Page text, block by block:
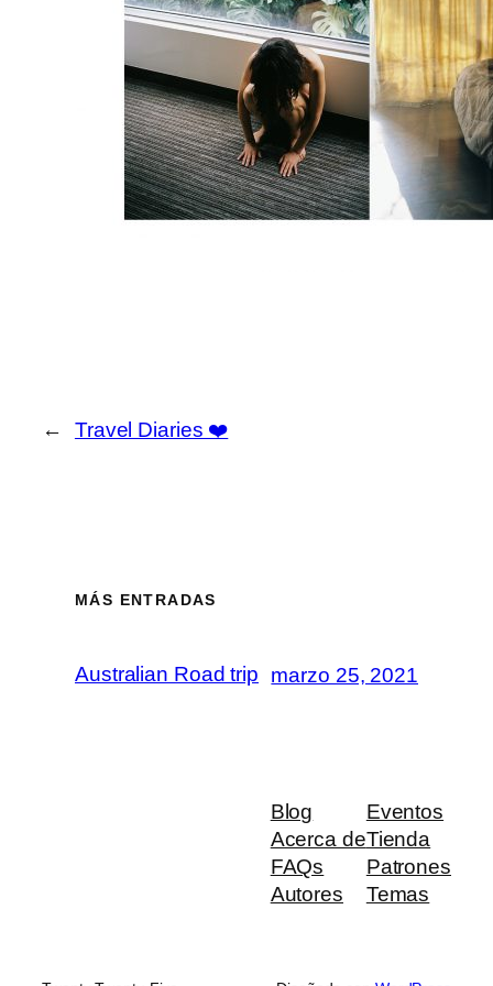
← Travel Diaries ❤️
MÁS ENTRADAS
Australian Road trip marzo 25, 2021
Blog
Acerca de
FAQs
Autores
Eventos
Tienda
Patrones
Temas